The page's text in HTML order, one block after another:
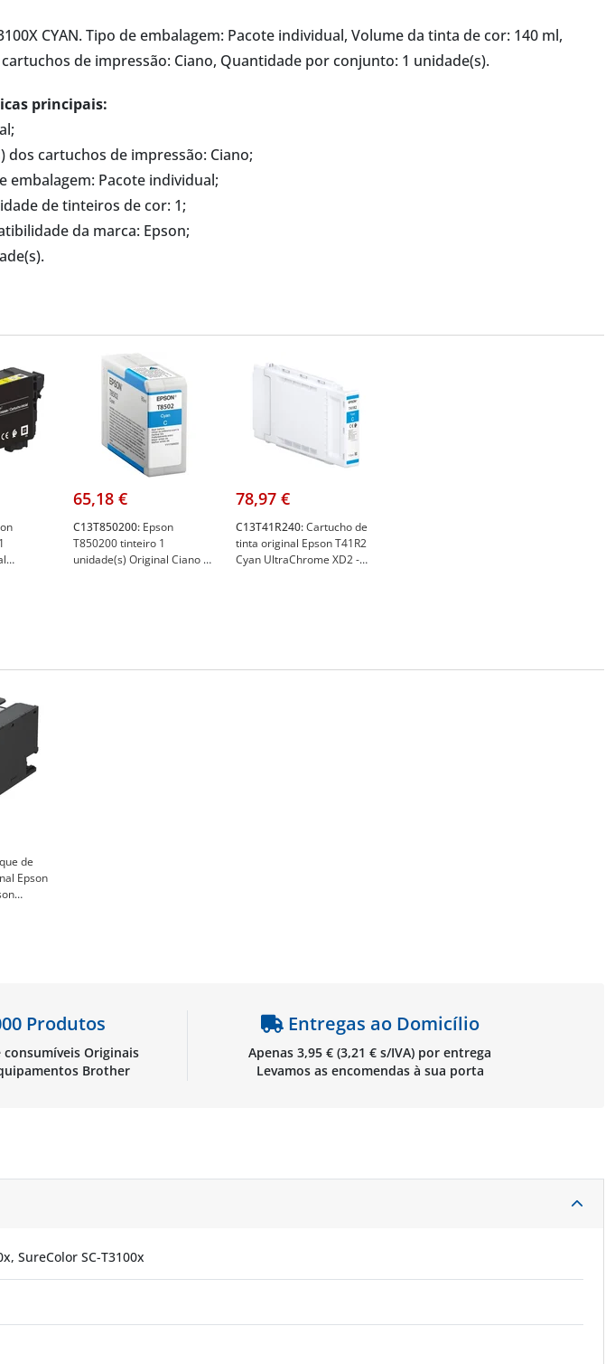
CYAN. Tipo de embalagem: Pacote individual, Volume da tinta de cor: 140 ml,
cartuchos de impressão: Ciano, Quantidade por conjunto: 1 unidade(s).
principais:
dos cartuchos de impressão: Ciano;
embalagem: Pacote individual;
de tinteiros de cor: 1;
da marca: Epson;
65,18 €
C13T850200: Epson
T850200 tinteiro 1
unidade(s) Original Ciano -
78,97 €
C13T41R240:Cartucho de
tinta original Epson T41R2
Cyan UltraChrome XD2 -
de
Epson
Produtos
Originais
Brother
Entregas ao Domicílio
Apenas 3,95 € (3,21 € s/IVA) por entrega
Levamos as encomendas à sua porta
SureColor SC-T3100x